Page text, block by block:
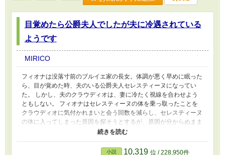
目覚めたら公爵夫人でしたが夫に冷遇されている
ようです
MIRICO
フィオナは没落寸前のブルイエ家の長女。体調が悪く早めに眠った
ら、目が覚めた時、夫のいる公爵夫人セレスティーヌになってい
た。 しかし、夫のクラウディオは、妻に冷たく視線を合わせよう
ともしない。 フィオナはセレスティーヌの体を乗っ取ったことを
クラウディオに気付かれまいと会う回数を減らし、セレスティーヌ
の体に入ってしまった原因を探そうとするが、原因が分からぬまま
セレスティーヌの姉の子がやってきて世話をすることに。 クラウ
て……。 ざまあ系ではありません。恋愛中心でもないです。事件
小説 10,319 位 / 228,950件